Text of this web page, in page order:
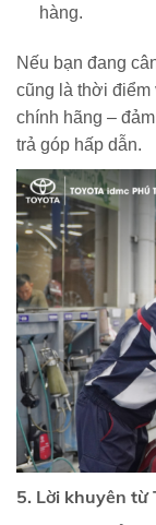
hàng.
Nếu bạn đang
cũng là thời điểm
chính hãng –
trả góp hấp dẫn.
5. Lời khuyên từ